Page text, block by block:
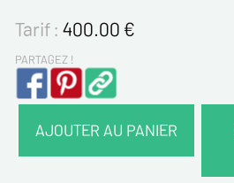
Tarif : 400.00€
PARTAGEZ !
AJOUTER AU PANIER